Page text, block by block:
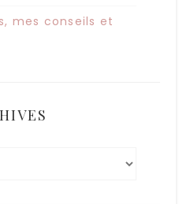
mes conseils et